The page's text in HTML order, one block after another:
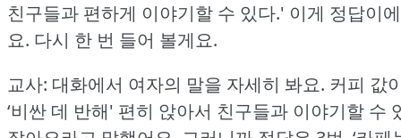
친구들과 편하게 이야기할 수 있다.' 이게 정답이에
요. 다시 한 번 들어 볼게요.
교사: 대화에서 여자의 말을 자세히 봐요. 커피 값
‘비싼 데 반해' 편히 앉아서 친구들과 이야기할 수